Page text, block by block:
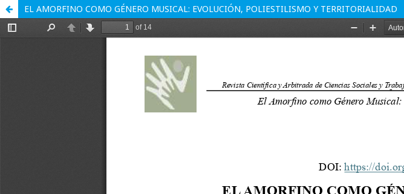
EL AMORFINO COMO GÉNERO MUSICAL: EVOLUCIÓN, POLIESTILISMO Y TERRITORIALIDAD